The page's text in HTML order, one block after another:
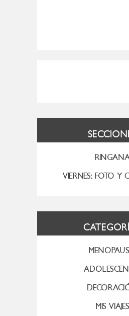
VIERNES: FOTO Y
MIS VIAJES